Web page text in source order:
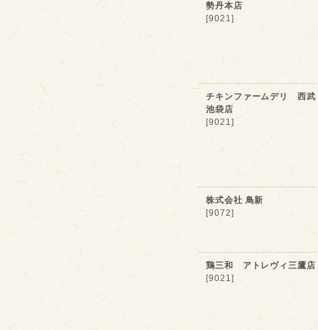
勢丹本店
[9021]
チキンファームデリ 西武
池袋店
[9021]
株式会社 鳥新
[9072]
鶏三和 アトレヴィ三鷹店
[9021]